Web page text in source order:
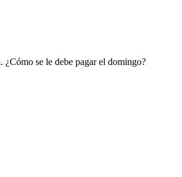
se le debe pagar el domingo?